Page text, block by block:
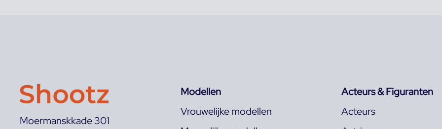
Moermanskkade 301
Modellen
Vrouwelijke modellen
Acteurs & Figuranten
Acteurs